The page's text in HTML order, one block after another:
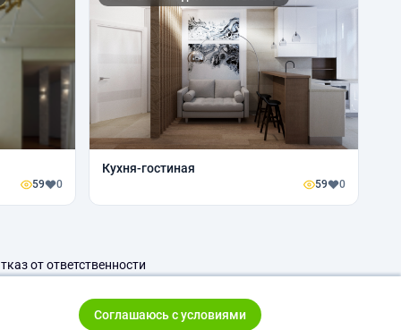
59 0
Кухня-гостиная
59 0
от ответственности
Соглашаюсь с условиями